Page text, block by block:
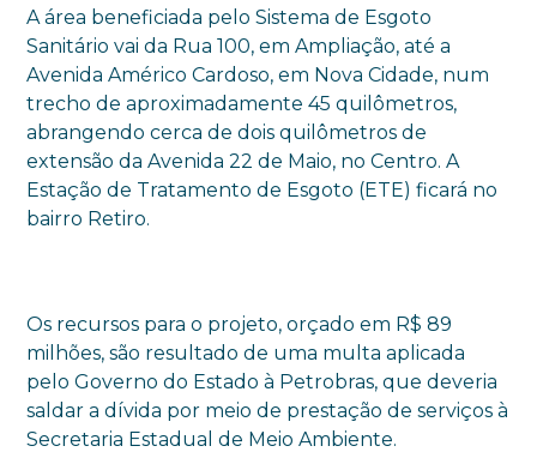
A área beneficiada pelo Sistema de Esgoto
Sanitário vai da Rua 100, em Ampliação, até a
Avenida Américo Cardoso, em Nova Cidade, num
trecho de aproximadamente 45 quilômetros,
abrangendo cerca de dois quilômetros de
extensão da Avenida 22 de Maio, no Centro. A
Estação de Tratamento de Esgoto (ETE) ficará no
bairro Retiro.
Os recursos para o projeto, orçado em R$ 89
milhões, são resultado de uma multa aplicada
pelo Governo do Estado à Petrobras, que deveria
saldar a dívida por meio de prestação de serviços à
Secretaria Estadual de Meio Ambiente.